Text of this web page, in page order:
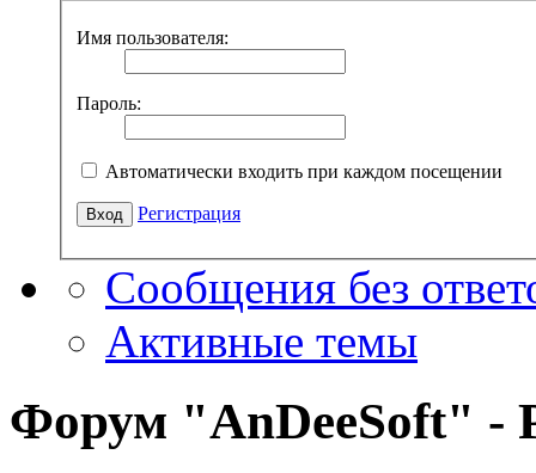
Имя пользователя:
Пароль:
Автоматически входить при каждом посещении
Регистрация
Сообщения без
Активные темы
Форум "AnDeeSoft" -